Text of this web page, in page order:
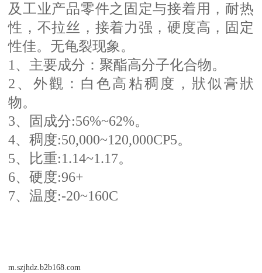
及工业产品零件之固定与接着用，耐热
性，不拉丝，接着力强，硬度高，固定
性佳。无龟裂现象。
1、主要成分：聚酯高分子化合物。
2、外觀：白色高粘稠度，狀似膏狀
物。
3、固成分:56%~62%。
4、稠度:50,000~120,000CP5。
5、比重:1.14~1.17。
6、硬度:96+
7、温度:-20~160C
m.szjhdz.b2b168.com